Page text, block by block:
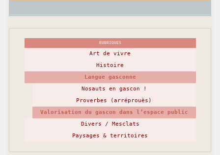
RUBRIQUES
Art de vivre
Histoire
Langue gasconne
Nosauts en gascon !
Proverbes (arréprouès)
Valorisation du gascon dans l’espace public
Divers / Mesclats
Paysages & territoires